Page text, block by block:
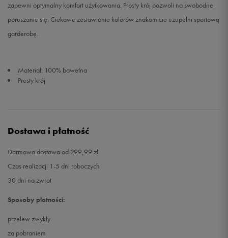
zapewni optymalny komfort użytkowania. Prosty krój pozwoli na swobodne
poruszanie się. Ciekawe zestawienie kolorów znakomicie uzupełni sportową
garderobę.
Materiał: 100% bawełna
Prosty krój
Dostawa i płatność
Darmowa dostawa od 299,99 zł
Czas realizacji 1-5 dni roboczych
30 dni na zwrot
Sposoby płatności:
przelew zwykły
za pobraniem